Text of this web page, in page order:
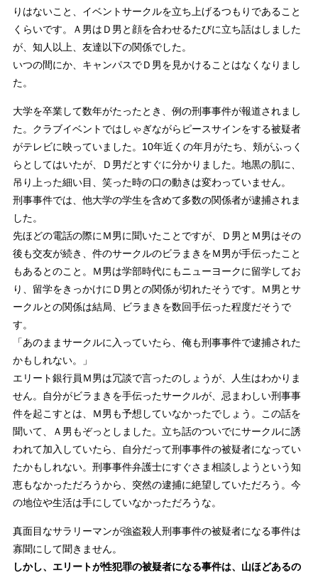
りはないこと、イベントサークルを立ち上げるつもりであること
くらいです。Ａ男はＤ男と顔を合わせるたびに立ち話はしました
が、知人以上、友達以下の関係でした。
いつの間にか、キャンパスでＤ男を見かけることはなくなりまし
た。
大学を卒業して数年がたったとき、例の刑事事件が報道されまし
た。クラブイベントではしゃぎながらピースサインをする被疑者
がテレビに映っていました。10年近くの年月がたち、頬がふっく
らとしてはいたが、Ｄ男だとすぐに分かりました。地黒の肌に、
吊り上った細い目、笑った時の口の動きは変わっていません。
刑事事件では、他大学の学生を含めて多数の関係者が逮捕されま
した。
先ほどの電話の際にＭ男に聞いたことですが、Ｄ男とＭ男はその
後も交友が続き、件のサークルのビラまきをＭ男が手伝ったこと
もあるとのこと。Ｍ男は学部時代にもニューヨークに留学してお
り、留学をきっかけにＤ男との関係が切れたそうです。Ｍ男とサ
ークルとの関係は結局、ビラまきを数回手伝った程度だそうで
す。
「あのままサークルに入っていたら、俺も刑事事件で逮捕された
かもしれない。」
エリート銀行員Ｍ男は冗談で言ったのしょうが、人生はわかりま
せん。自分がビラまきを手伝ったサークルが、忌まわしい刑事事
件を起こすとは、Ｍ男も予想していなかったでしょう。この話を
聞いて、Ａ男もぞっとしました。立ち話のついでにサークルに誘
われて加入していたら、自分だって刑事事件の被疑者になってい
たかもしれない。刑事事件弁護士にすぐさま相談しようという知
恵もなかっただろうから、突然の逮捕に絶望していただろう。今
の地位や生活は手にしていなかっただろうな。
真面目なサラリーマンが強盗殺人刑事事件の被疑者になる事件は
寡聞にして聞きません。
しかし、エリートが性犯罪の被疑者になる事件は、山ほどあるの